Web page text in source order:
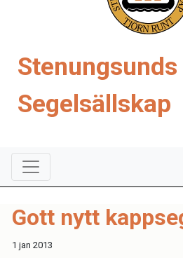
Stenungsunds
Segelsällskap
Gott nytt
1 jan 2013